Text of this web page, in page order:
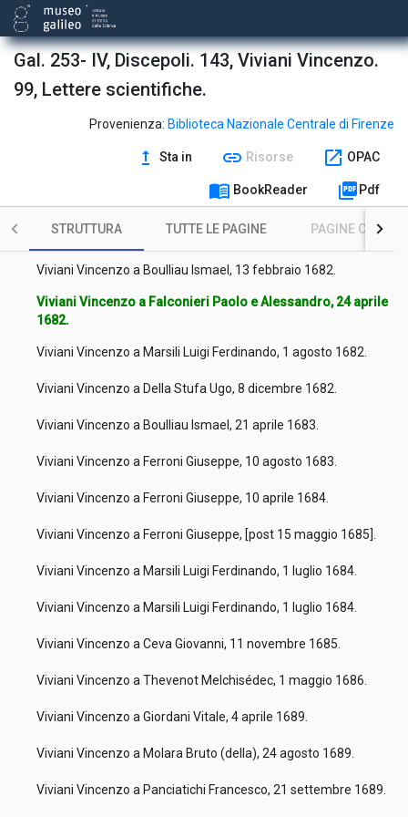
Gal. 253- IV, Discepoli. 143, Viviani Vincenzo.
99, Lettere scientifiche.
Provenienza: Biblioteca Nazionale Centrale di Firenze
upgrade Sta in link Risorse open_in_new OPAC
menu_book BookReader picture_as_pdf Pdf
STRUTTURA TUTTE LE PAGINE PAGINE CON
Viviani Vincenzo a Baldigiani Antonio, 23 agosto 1678.
Viviani Vincenzo a Caravaggio Pietro Paolo, 15 ottobre 1678.
Viviani Vincenzo a Baldigiani Antonio, 15 ottobre 1678.
Viviani Vincenzo a Ferroni Giuseppe, 11 novembre 1678.
Viviani Vincenzo a Fabri Agostino, 10 novembre 1678.
Viviani Vincenzo a Ferroni Giuseppe, 17 dicembre 1678.
Viviani Vincenzo a Teyler Johannes, 2 ottobre 1680.
Viviani Vincenzo a Boulliau Ismael, 13 febbraio 1682.
Viviani Vincenzo a Falconieri Paolo e Alessandro, 24 aprile
1682.
Viviani Vincenzo a Marsili Luigi Ferdinando, 1 agosto 1682.
Viviani Vincenzo a Della Stufa Ugo, 8 dicembre 1682.
Viviani Vincenzo a Boulliau Ismael, 21 aprile 1683.
Viviani Vincenzo a Ferroni Giuseppe, 10 agosto 1683.
Viviani Vincenzo a Ferroni Giuseppe, 10 aprile 1684.
Viviani Vincenzo a Ferroni Giuseppe, [post 15 maggio 1685].
Viviani Vincenzo a Marsili Luigi Ferdinando, 1 luglio 1684.
Viviani Vincenzo a Marsili Luigi Ferdinando, 1 luglio 1684.
Viviani Vincenzo a Ceva Giovanni, 11 novembre 1685.
Viviani Vincenzo a Thevenot Melchisédec, 1 maggio 1686.
Viviani Vincenzo a Giordani Vitale, 4 aprile 1689.
Viviani Vincenzo a Molara Bruto (della), 24 agosto 1689.
Viviani Vincenzo a Panciatichi Francesco, 21 settembre 1689.